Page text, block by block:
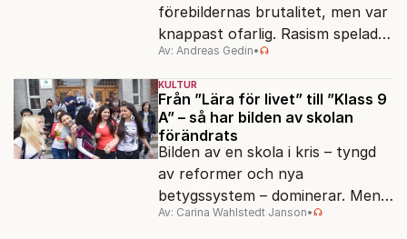
förebildernas brutalitet, men var
knappast ofarlig. Rasism spelades
ned i förmån för "kultur". Känns
det igen?
Av: Andreas Gedin•
KULTUR
Från ”Lära för livet” till ”Klass 9
A” – så har bilden av skolan
förändrats
Bilden av en skola i kris – tyngd
av reformer och nya
betygssystem – dominerar. Men
vem äger berättelsen om skolan?
Av: Carina Wahlstedt Janson•